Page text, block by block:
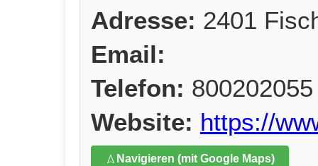
Adresse: 2401
Email:
Telefon: 800202055
Website: https://
Navigieren (mit Google Maps)